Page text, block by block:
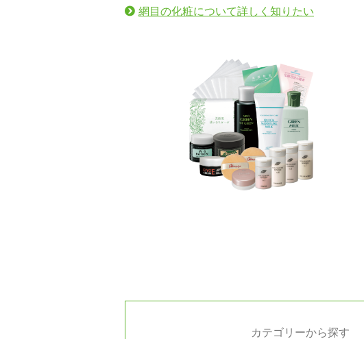
網目の化粧について詳しく知りたい
カテゴリーから探す